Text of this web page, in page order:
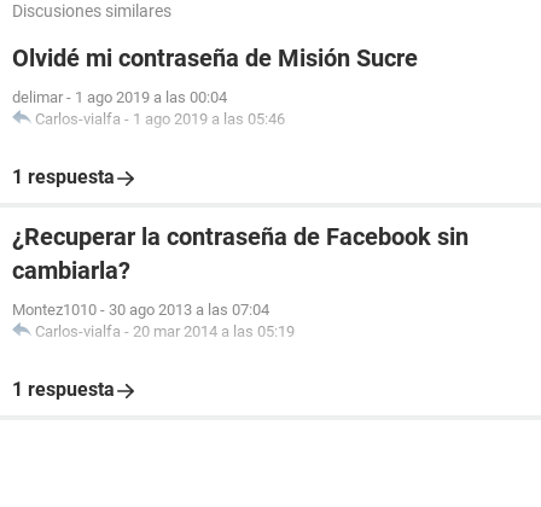
Discusiones similares
Olvidé mi contraseña de Misión Sucre
delimar - 1 ago 2019 a las 00:04
Carlos-vialfa - 1 ago 2019 a las 05:46
1 respuesta
¿Recuperar la contraseña de Facebook sin
cambiarla?
Montez1010 - 30 ago 2013 a las 07:04
Carlos-vialfa - 20 mar 2014 a las 05:19
1 respuesta